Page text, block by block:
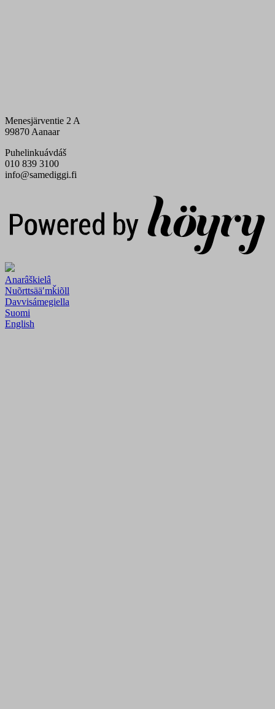
Menesjärventie 2 A
99870 Aanaar
Puhelinkuávdáš
010 839 3100
info@samediggi.fi
Anarâškielâ
Nuõrttsääʹmǩiõll
Davvisámegiella
Suomi
English